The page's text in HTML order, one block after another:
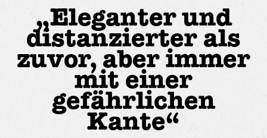
„Eleganter und
distanzierter als
zuvor, aber immer
mit einer
gefährlichen
Kante“